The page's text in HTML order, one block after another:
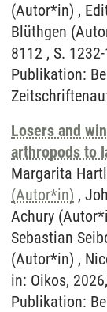
(Autor*in) ,
Blüthgen
8112 , S.
Publikation:
Losers and
arthropods to
Margarita
(Autor*in) ,
Achury
Sebastian
(Autor*in) ,
in: Oikos,
Publikation: